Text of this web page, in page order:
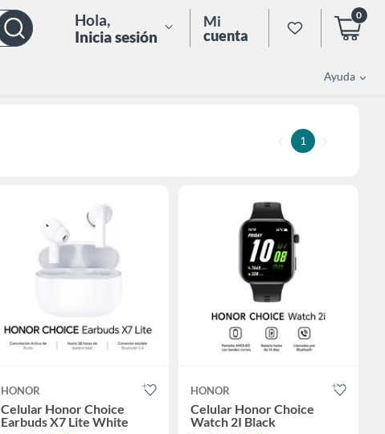
Hola,
Inicia sesión
Mi
cuenta
0
Ayuda
1
HONOR
Celular Honor Choice
Earbuds X7 Lite White
HONOR
Celular Honor Choice
Watch 2I Black